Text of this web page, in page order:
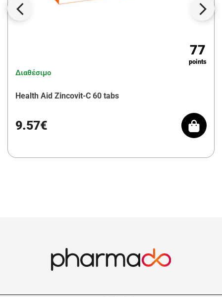
77
points
Διαθέσιμο
Health Aid Zincovit-C 60 tabs
9.57€